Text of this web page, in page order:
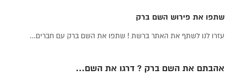
שתפו את פירוש השם ברק
עזרו לנו לשתף את האתר ברשת ! שתפו את השם ברק עם חברים...
אהבתם את השם ברק ? דרגו את השם...